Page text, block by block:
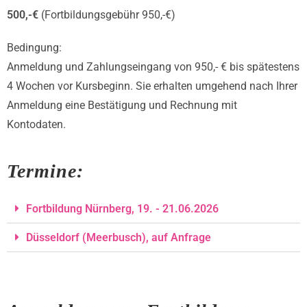
500,-€ (Fortbildungsgebühr 950,-€)
Bedingung:
Anmeldung und Zahlungseingang von 950,- € bis spätestens
4 Wochen vor Kursbeginn. Sie erhalten umgehend nach Ihrer
Anmeldung eine Bestätigung und Rechnung mit
Kontodaten.
Termine:
Fortbildung Nürnberg, 19. - 21.06.2026
Düsseldorf (Meerbusch), auf Anfrage